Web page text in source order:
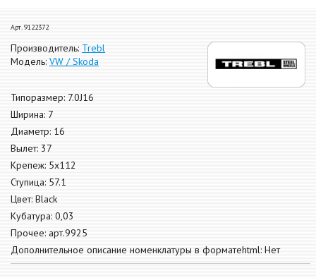
Арт. 9122372
Производитель: Trebl
Модель: VW / Skoda
Типоразмер: 7.0J16
Ширина: 7
Диаметр: 16
Вылет: 37
Крепеж: 5x112
Ступица: 57.1
Цвет: Black
Кубатура: 0,03
Прочее: арт.9925
Дополнительное описание номенклатуры в форматеhtml: Нет